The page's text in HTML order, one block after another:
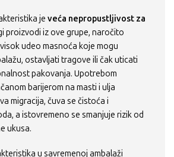
je veća nepropustljivost za
proizvodi iz ove grupe, naročito
udeo masnoća koje mogu
ostavljati tragove ili čak uticati
pakovanja. Upotrebom
barijerom na masti i ulja
migracija, čuva se čistoća i
a istovremeno se smanjuje rizik od
ukusa.
u savremenoj ambalaži